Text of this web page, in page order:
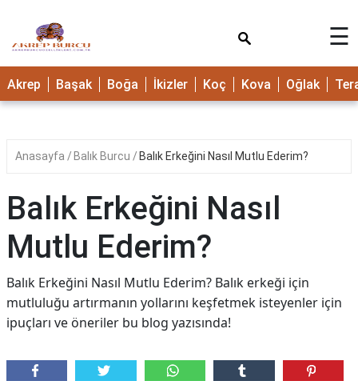
☰
Akrep Başak Boğa İkizler Koç Kova Oğlak
Anasayfa Balık Burcu Balık Erkeğini Nasıl Mutlu Ederim?
Balık Erkeğini Nasıl
Mutlu Ederim?
Balık Erkeğini Nasıl Mutlu Ederim? Balık erkeği için
mutluluğu artırmanın yollarını keşfetmek isteyenler için
ipuçları ve öneriler bu blog yazısında!